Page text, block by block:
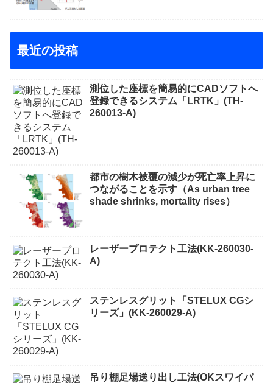
最近の投稿
測位した座標を簡易的にCADソフトへ
登録できるシステム「LRTK」(TH-
260013-A)
都市の樹木被覆の減少が死亡率上昇に
つながることを示す（As urban tree
shade shrinks, mortality rises）
レーザープロテクト⼯法(KK-260030-
A)
ステンレスグリット「STELUX CGシ
リーズ」(KK-260029-A)
吊り棚足場送り出し工法(OKスワイパ